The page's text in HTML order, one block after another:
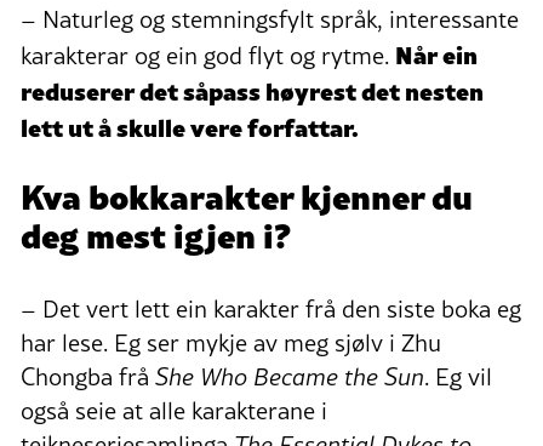
– Naturleg og stemningsfylt språk, interessante
karakterar og ein god flyt og rytme. Når ein
reduserer det såpass høyrest det nesten
lett ut å skulle vere forfattar.
Kva bokkarakter kjenner du
deg mest igjen i?
– Det vert lett ein karakter frå den siste boka eg
har lese. Eg ser mykje av meg sjølv i Zhu
Chongba frå She Who Became the Sun. Eg vil
også seie at alle karakterane i